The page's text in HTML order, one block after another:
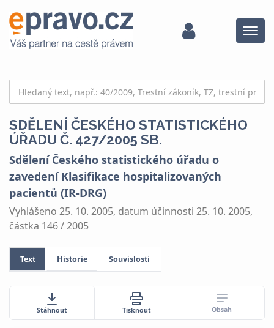
Menu
SDĚLENÍ ČESKÉHO STATISTICKÉHO
ÚŘADU Č. 427/2005 SB.
Sdělení Českého statistického úřadu o
zavedení Klasifikace hospitalizovaných
pacientů (IR-DRG)
Vyhlášeno 25. 10. 2005, datum účinnosti 25. 10. 2005,
částka 146 / 2005
Text Historie Souvislosti
Stáhnout Tisknout Obsah